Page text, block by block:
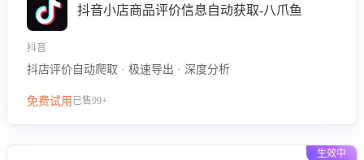
抖音小店商品评价信息自动获取-八爪鱼
抖音
抖店评价自动爬取 · 极速导出 · 深度分析
免费试用 已售99+
生效中